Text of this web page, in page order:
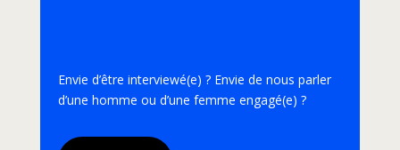
Envie d’être interviewé(e) ? Envie de nous parler
d’une homme ou d’une femme engagé(e) ?